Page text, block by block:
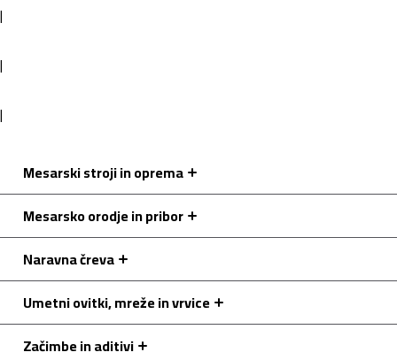
|
|
|
Mesarski stroji in oprema
Mesarsko orodje in pribor
Naravna čreva
Umetni ovitki, mreže in vrvice
Začimbe in aditivi